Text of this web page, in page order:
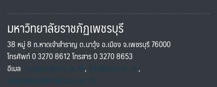
มหาวิทยาลัยราชภัฏเพชรบุรี
38 หมู่ 8 ถ.หาดเจ้าสำราญ ต.นาวุ้ง อ.เมือง จ.เพชรบุรี 76000
โทรศัพท์ 0 3270 8612 โทรสาร 0 3270 8653
อีเมล saraban@pbru.ac.th, info@pbru.ac.th,
international@mail.pbru.ac.th